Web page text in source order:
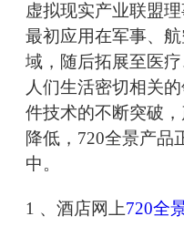
虚拟现实产业联盟
最初应用在军事、
域，随后拓展至医
人们生活密切相关
件技术的不断突破
降低，720全景产品
中。
1 、酒店网上720全